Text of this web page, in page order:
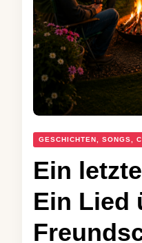
GESCHICHTEN, SONGS,
Ein
Ein Lied